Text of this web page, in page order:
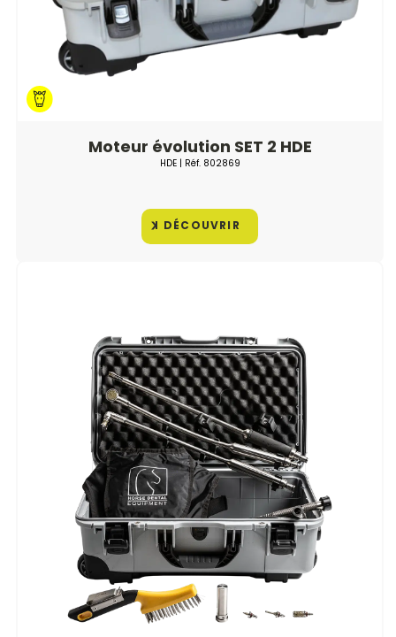
Moteur évolution SET 2 HDE
HDE| Réf. 802869
DÉCOUVRIR